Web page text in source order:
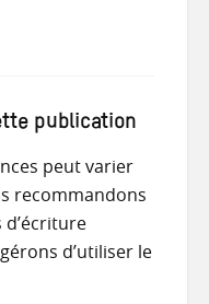
publication
peut varier
recommandons
d’utiliser le